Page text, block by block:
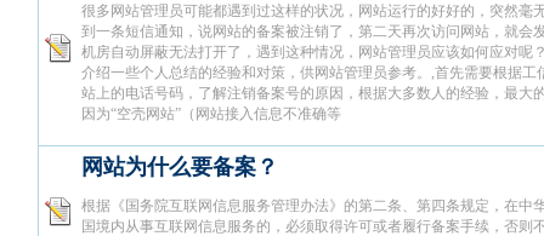
很多网站管理员可能都遇到过这样的状况，网站运行的好好的，突然毫
到一条短信通知，说网站的备案被注销了，第二天再次访问网站，就会
机房自动屏蔽无法打开了，遇到这种情况，网站管理员应该如何应对呢
介绍一些个人总结的经验和对策，供网站管理员参考。,首先需要根据工
站上的电话号码，了解注销备案号的原因，根据大多数人的经验，最大
因为“空壳网站”（网站接入信息不准确等
网站为什么要备案？
根据《国务院互联网信息服务管理办法》的第二条、第四条规定，在中
国境内从事互联网信息服务的，必须取得许可或者履行备案手续，否则